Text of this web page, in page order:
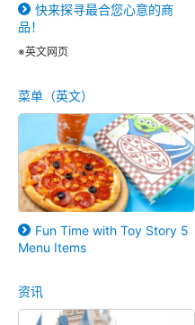
快来探寻最合您心意的商
品！
※英文网页
菜单（英文）
Fun Time with Toy Story 5
Menu Items
资讯